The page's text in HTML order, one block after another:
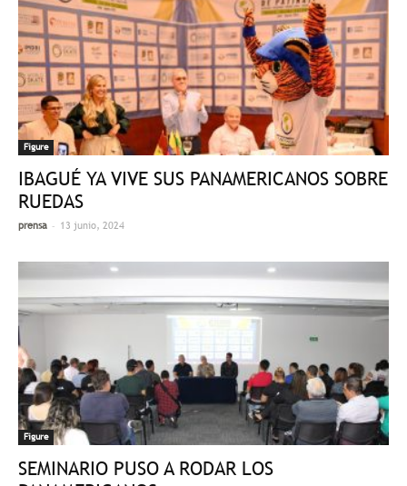
Figure
IBAGUÉ YA VIVE SUS PANAMERICANOS SOBRE
RUEDAS
prensa - 13 junio, 2024
Figure
SEMINARIO PUSO A RODAR LOS